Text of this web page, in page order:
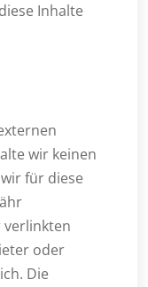
Inhalte
wir keinen
für diese
verlinkten
oder
Die